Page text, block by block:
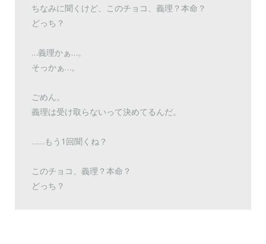
ちなみに聞くけど、このチョコ、義理？本命？
どっち？
…義理かぁ…。
そっかぁ…。
ごめん。
義理は受け取らないって決めてるんだ。
……もう1回聞くね？
このチョコ、義理？本命？
どっち？